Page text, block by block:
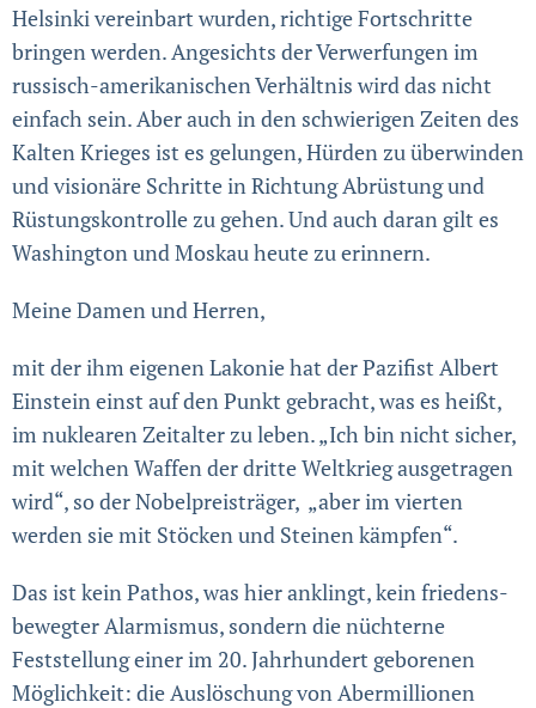
Helsinki vereinbart wurden, richtige Fortschritte
bringen werden. Angesichts der Verwer­fungen im
russisch-amerikanischen Verhältnis wird das nicht
einfach sein. Aber auch in den schwierigen Zeiten des
Kalten Krieges ist es gelungen, Hürden zu überwinden
und visionäre Schritte in Richtung Abrüstung und
Rüstungskontrolle zu gehen. Und auch daran gilt es
Washington und Moskau heute zu erinnern.
Meine Damen und Herren,
mit der ihm eigenen Lakonie hat der Pazifist Albert
Einstein einst auf den Punkt gebracht, was es heißt,
im nuklearen Zeitalter zu leben. „Ich bin nicht sicher,
mit welchen Waffen der dritte Weltkrieg ausgetragen
wird“, so der Nobel­preis­träger, „aber im vierten
werden sie mit Stöcken und Steinen kämpfen“.
Das ist kein Pathos, was hier anklingt, kein friedens­
bewegter Alarmismus, sondern die nüchterne
Feststellung einer im 20. Jahrhundert geborenen
Möglichkeit: die Auslöschung von Aber­millionen